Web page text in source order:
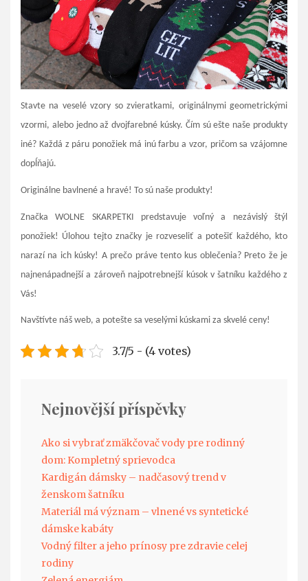
Stavte na veselé vzory so zvieratkami, originálnymi geometrickými
vzormi, alebo jedno až dvojfarebné kúsky. Čím sú ešte naše produkty
iné? Každá z páru ponožiek má inú farbu a vzor, pričom sa vzájomne
dopĺňajú.
Originálne bavlnené a hravé! To sú naše produkty!
Značka WOLNE SKARPETKI predstavuje voľný a nezávislý štýl
ponožiek! Úlohou tejto značky je rozveseliť a potešiť každého, kto
narazí na ich kúsky! A prečo práve tento kus oblečenia? Preto že je
najnenápadnejší a zároveň najpotrebnejší kúsok v šatníku každého z
Vás!
Navštívte náš web, a potešte sa veselými kúskami za skvelé ceny!
3.7/5 - (4 votes)
Nejnovější příspěvky
Ako si vybrať zmäkčovač vody pre rodinný
dom: Kompletný sprievodca
Kardigán dámsky – nadčasový trend v
ženskom šatníku
Materiál má význam – vlnené vs syntetické
dámske kabáty
Vodný filter a jeho prínosy pre zdravie celej
rodiny